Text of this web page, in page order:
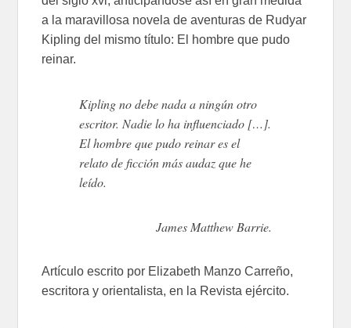
a la maravillosa novela de aventuras de Rudyar
Kipling del mismo título: El hombre que pudo
reinar.
Kipling no debe nada a ningún otro
escritor. Nadie lo ha influenciado […].
El hombre que pudo reinar es el
relato de ficción más audaz que he
leído.
James Matthew Barrie.
Artículo escrito por Elizabeth Manzo Carreño,
escritora y orientalista, en la Revista ejército.